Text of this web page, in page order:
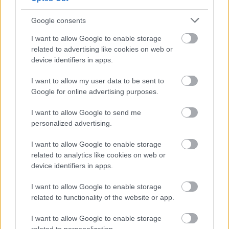
Google consents
I want to allow Google to enable storage
related to advertising like cookies on web or
device identifiers in apps.
I want to allow my user data to be sent to
Google for online advertising purposes.
I want to allow Google to send me
personalized advertising.
I want to allow Google to enable storage
related to analytics like cookies on web or
device identifiers in apps.
I want to allow Google to enable storage
related to functionality of the website or app.
I want to allow Google to enable storage
túllépje a szakmai érdeklődés határait, az kellett, hogy a
kalózok aranykorába ugorjon fejest a Ubisoft, azzal
párhuzamosan pedig teljesen a partvonalra szorítsa az
engem kezdettől fogva zavaró modern szálat.
In a world GONE GOLD, we're gonna be heroes!
July 9th is fast approaching, who's ready to set
sail? 🤚
pic.twitter.com/6ZIIvXxKBB
— Assassin's Creed (@assassinscreed) June 17, 2026
A 2013-as Black Flag volt tehát az Assassin's Creed és
az a kalózos játék, amelyikre mindig is vágytam, és
amelyik ténylegesen megszerettette velem a szériát,
visszamenőlegesen is. Ezért aztán kis túlzással madarat
lehetett fogatni velem, amikor a Ubisoft abbahagyta